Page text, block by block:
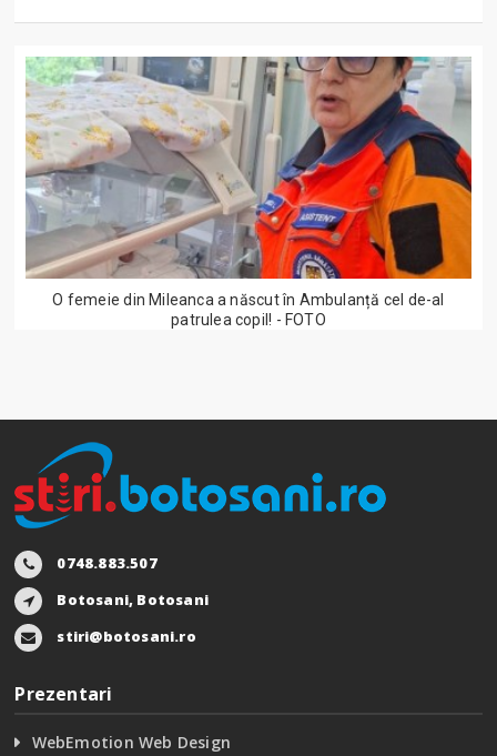
O femeie din Mileanca a născut în Ambulanță cel de-al
patrulea copil! - FOTO
0748.883.507
Botosani, Botosani
stiri@botosani.ro
Prezentari
WebEmotion Web Design